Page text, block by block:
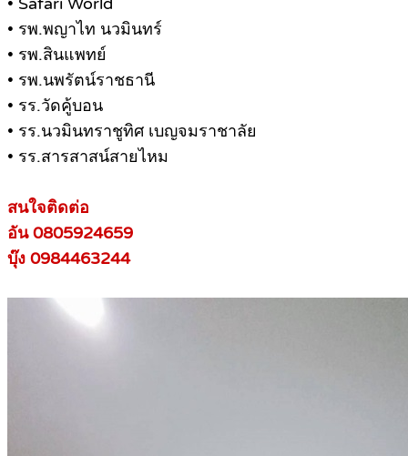
• รพ.พญาไท นวมินทร์
• รพ.สินแพทย์
• รพ.นพรัตน์ราชธานี
• รร.วัดคู้บอน
• รร.นวมินทราชูทิศ เบญจมราชาลัย
• รร.สารสาสน์สายไหม
สนใจติดต่อ
อัน 0805924659
บุ๊ง 0984463244